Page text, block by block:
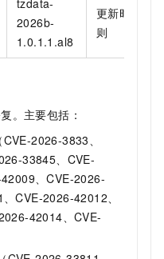
tzdata-
2026b-
1.0.1.1.al8
更新时区规
则
。主要包括：
2026-3833、
33845、CVE-
、CVE-2026-
CVE-2026-42012、
42014、CVE-